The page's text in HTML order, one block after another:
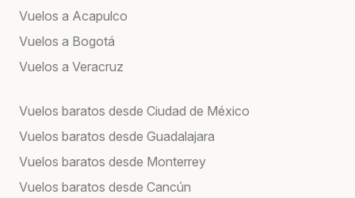
Vuelos a Acapulco
Vuelos a Bogotá
Vuelos a Veracruz
Vuelos baratos desde Ciudad de México
Vuelos baratos desde Guadalajara
Vuelos baratos desde Monterrey
Vuelos baratos desde Cancún